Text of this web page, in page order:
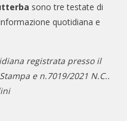
sono tre testate di
quotidiana e
registrata presso il
e n.7019/2021 N.C..